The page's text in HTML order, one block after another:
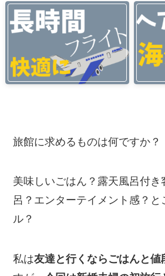
旅館に求めるものは何ですか？
美味しいごはん？露天風呂付き
呂？エンターテイメント感？と
ル？
私は友達と行くならごはんと値